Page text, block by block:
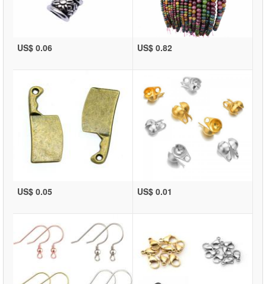
US$ 0.06 US$ 0.82
US$ 0.05 US$ 0.01